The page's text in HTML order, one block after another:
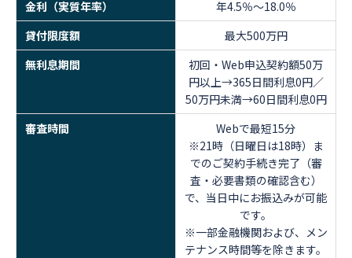
金利（実質年率）
年4.5％～18.0％
貸付限度額
最大500万円
無利息期間
初回・Web申込契約額50万
円以上→365日間利息0円／
50万円未満→60日間利息0円
審査時間
Webで最短15分
※21時（日曜日は18時）ま
でのご契約手続き完了（審
査・必要書類の確認含む）
で、当日中にお振込みが可能
です。
※一部金融機関および、メン
テナンス時間等を除きます。